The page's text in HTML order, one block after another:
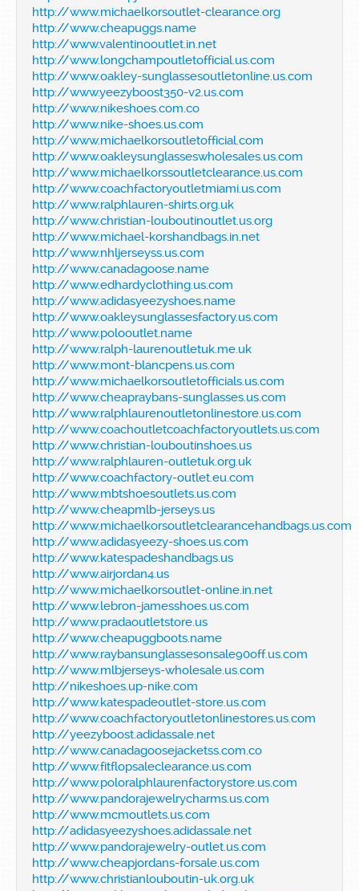
http://www.michaelkorsoutlet-clearance.org
http://www.cheapuggs.name
http://www.valentinooutlet.in.net
http://www.longchampoutletofficial.us.com
http://www.oakley-sunglassesoutletonline.us.com
http://www.yeezyboost350-v2.us.com
http://www.nikeshoes.com.co
http://www.nike-shoes.us.com
http://www.michaelkorsoutletofficial.com
http://www.oakleysunglasseswholesales.us.com
http://www.michaelkorssoutletclearance.us.com
http://www.coachfactoryoutletmiami.us.com
http://www.ralphlauren-shirts.org.uk
http://www.christian-louboutinoutlet.us.org
http://www.michael-korshandbags.in.net
http://www.nhljerseyss.us.com
http://www.canadagoose.name
http://www.edhardyclothing.us.com
http://www.adidasyeezyshoes.name
http://www.oakleysunglassesfactory.us.com
http://www.polooutlet.name
http://www.ralph-laurenoutletuk.me.uk
http://www.mont-blancpens.us.com
http://www.michaelkorsoutletofficials.us.com
http://www.cheapraybans-sunglasses.us.com
http://www.ralphlaurenoutletonlinestore.us.com
http://www.coachoutletcoachfactoryoutlets.us.com
http://www.christian-louboutinshoes.us
http://www.ralphlauren-outletuk.org.uk
http://www.coachfactory-outlet.eu.com
http://www.mbtshoesoutlets.us.com
http://www.cheapmlb-jerseys.us
http://www.michaelkorsoutletclearancehandbags.us.com
http://www.adidasyeezy-shoes.us.com
http://www.katespadeshandbags.us
http://www.airjordan4.us
http://www.michaelkorsoutlet-online.in.net
http://www.lebron-jamesshoes.us.com
http://www.pradaoutletstore.us
http://www.cheapuggboots.name
http://www.raybansunglassesonsale90off.us.com
http://www.mlbjerseys-wholesale.us.com
http://nikeshoes.up-nike.com
http://www.katespadeoutlet-store.us.com
http://www.coachfactoryoutletonlinestores.us.com
http://yeezyboost.adidassale.net
http://www.canadagoosejacketss.com.co
http://www.fitflopsaleclearance.us.com
http://www.poloralphlaurenfactorystore.us.com
http://www.pandorajewelrycharms.us.com
http://www.mcmoutlets.us.com
http://adidasyeezyshoes.adidassale.net
http://www.pandorajewelry-outlet.us.com
http://www.cheapjordans-forsale.us.com
http://www.christianlouboutin-uk.org.uk